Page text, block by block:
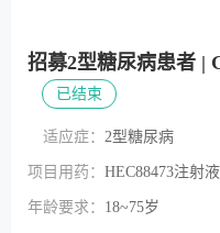
招募2型糖尿病患者 |
已结束
适应症： 2型糖尿病
项目用药： HEC88473注射液
年龄要求： 18~75岁